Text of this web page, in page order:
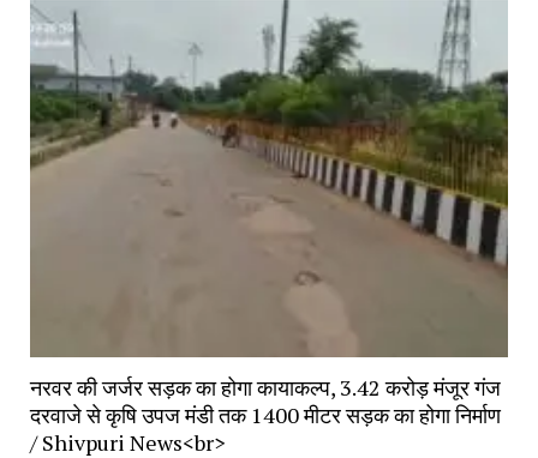
नरवर की जर्जर सड़क का होगा कायाकल्प, 3.42 करोड़ मंजूर गंज
दरवाजे से कृषि उपज मंडी तक 1400 मीटर सड़क का होगा निर्माण
/ Shivpuri News<br>